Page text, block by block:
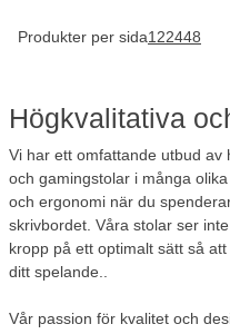
Produkter per sida122448
Högkvalitativa
Vi har ett omfattande utbud av
och gamingstolar i många
och ergonomi när du
skrivbordet. Våra stolar ser
kropp på ett optimalt sätt så
ditt spelande..
Vår passion för kvalitet och